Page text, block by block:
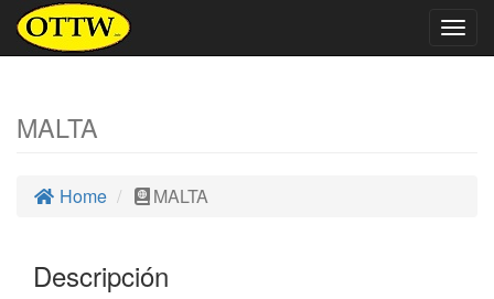
MALTA
Home MALTA
Descripción